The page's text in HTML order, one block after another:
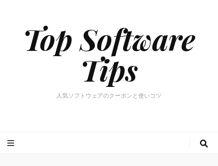
Top Software
Tips
人気ソフトウェアのクーポンと使いコツ